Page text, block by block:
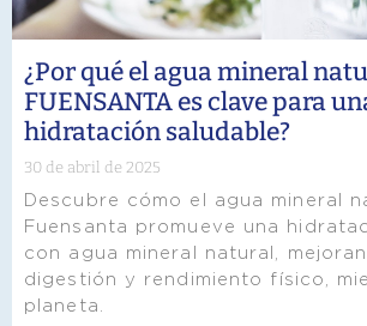
¿Por qué el agua mineral
FUENSANTA es clave para
hidratación saludable?
30 de abril de 2025
Descubre cómo el agua mineral
Fuensanta promueve una
con agua mineral natural,
digestión y rendimiento físico,
planeta.